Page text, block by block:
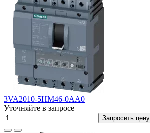
3VA2010-5HM46-0AA0
Уточняйте в запросе
Запросить цену